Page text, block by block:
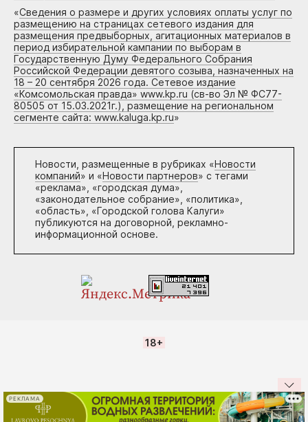
«Сведения о размере и других условиях оплаты услуг по
размещению на страницах сетевого издания для
размещения предвыборных, агитационных материалов в
период избирательной кампании по выборам в
Государственную Думу Федерального Собрания
Российской Федерации девятого созыва, назначенных на
18 – 20 сентября 2026 года. Сетевое издание
«Комсомольская правда» www.kp.ru (св-во Эл № ФС77-
80505 от 15.03.2021г.), размещение на региональном
сегменте сайта: www.kaluga.kp.ru»
Новости, размещенные в рубриках «Новости
компаний» и «Новости партнеров» с тегами
«реклама», «городская дума»,
«законодательное собрание», «политика»,
«область», «Городской голова Калуги»
публикуются на договорной, рекламно-
информационной основе.
18+
РЕКЛАМА